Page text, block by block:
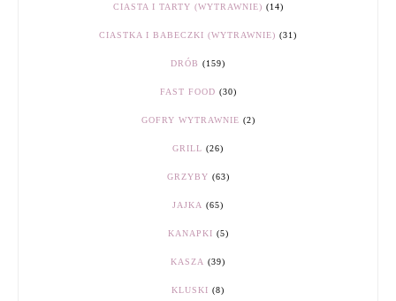
CIASTA I TARTY (WYTRAWNIE) (14)
CIASTKA I BABECZKI (WYTRAWNIE) (31)
DRÓB (159)
FAST FOOD (30)
GOFRY WYTRAWNIE (2)
GRILL (26)
GRZYBY (63)
JAJKA (65)
KANAPKI (5)
KASZA (39)
KLUSKI (8)